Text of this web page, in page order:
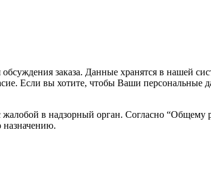
заказа. Данные хранятся в нашей
Если вы хотите, чтобы Ваши персональные
в надзорный орган. Согласно “Общему